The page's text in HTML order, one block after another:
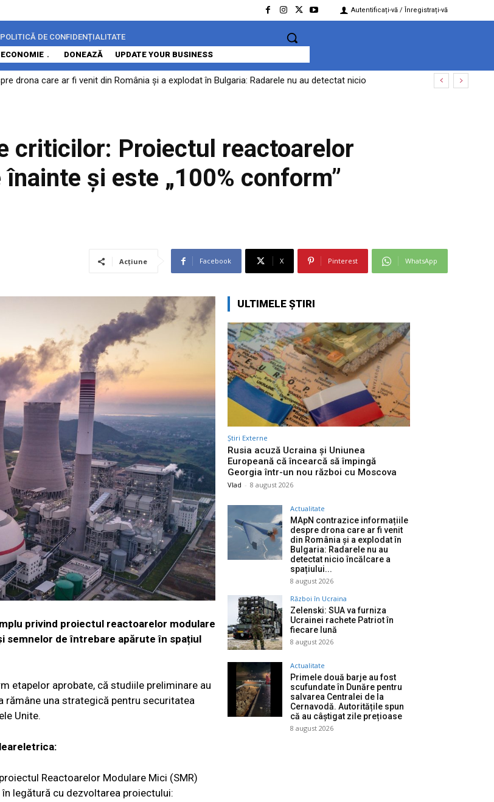
Autentificați-vă / Înregistrați-vă
POLITICĂ DE CONFIDENȚIALITATE
ECONOMIE DONEAZĂ UPDATE YOUR BUSINESS
drona care ar fi venit din România și a explodat în Bulgaria: Radarele nu au detectat nicio
rachete Patriot în fiecare lună
criticilor: Proiectul reactoarelor
și este „100% conform”
Acțiune Facebook X Pinterest WhatsApp
privind proiectul reactoarelor modulare
semnelor de întrebare apărute în spațiul
etapelor aprobate, că studiile preliminare au
una strategică pentru securitatea
Unite.
Reactoarelor Modulare Mici (SMR)
legătură cu dezvoltarea proiectului:
ULTIMELE ȘTIRI
Știri Externe
Rusia acuză Ucraina și Uniunea
Europeană că încearcă să împingă
Georgia într-un nou război cu Moscova
Vlad - 8 august 2026
Actualitate
MApN contrazice informațiile
despre drona care ar fi venit
din România și a explodat în
Bulgaria: Radarele nu au
detectat nicio încălcare a
spațiului...
8 august 2026
Război în Ucraina
Zelenski: SUA va furniza
Ucrainei rachete Patriot în
fiecare lună
8 august 2026
Actualitate
Primele două barje au fost
scufundate în Dunăre pentru
salvarea Centralei de la
Cernavodă. Autoritățile spun
că au câștigat zile prețioase
8 august 2026